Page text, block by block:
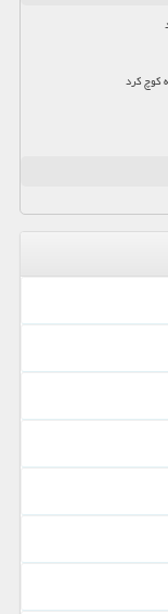
کوچ کرد